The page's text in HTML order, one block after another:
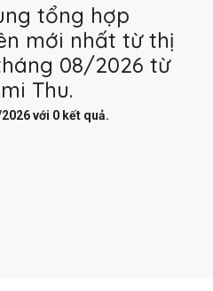
tổng hợp
mới nhất từ thị
08/2026 từ
Thu.
với 0 kết quả.